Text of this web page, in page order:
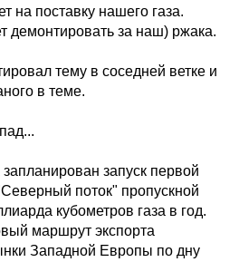
на поставку нашего газа.
демонтировать за наш) ржака.
тему в соседней ветке и
в теме.
запуск первой
поток" пропускной
кубометров газа в год.
маршрут экспорта
Западной Европы по дну